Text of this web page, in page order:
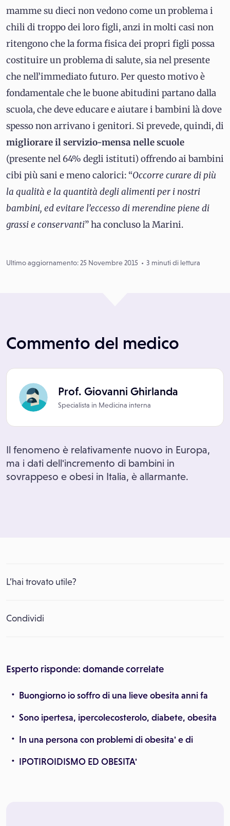
mamme su dieci non vedono come un problema i
chili di troppo dei loro figli, anzi in molti casi non
ritengono che la forma fisica dei propri figli possa
costituire un problema di salute, sia nel presente
che nell’immediato futuro. Per questo motivo è
fondamentale che le buone abitudini partano dalla
scuola, che deve educare e aiutare i bambini là dove
spesso non arrivano i genitori. Si prevede, quindi, di
migliorare il servizio-mensa nelle scuole
(presente nel 64% degli istituti) offrendo ai bambini
cibi più sani e meno calorici: “Occorre curare di più
la qualità e la quantità degli alimenti per i nostri
bambini, ed evitare l’eccesso di merendine piene di
grassi e conservanti” ha concluso la Marini.
Ultimo aggiornamento: 25 Novembre 2015 3 minuti di lettura
Commento del medico
Prof. Giovanni Ghirlanda
Specialista in Medicina interna
Il fenomeno è relativamente nuovo in Europa,
ma i dati dell'incremento di bambini in
sovrappeso e obesi in Italia, è allarmante.
L’hai trovato utile?
Condividi
Esperto risponde: domande correlate
Buongiorno io soffro di una lieve obesita anni fa
Sono ipertesa, ipercolecosterolo, diabete, obesita
In una persona con problemi di obesita' e di
IPOTIROIDISMO ED OBESITA'